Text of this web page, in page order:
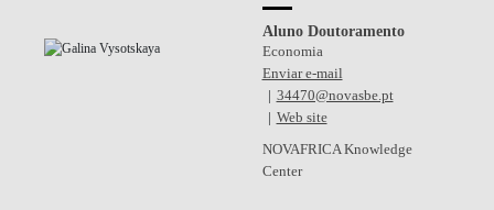
Aluno Doutoramento
Economia
Enviar e-mail
34470@novasbe.pt
Web site
NOVAFRICA Knowledge
Center